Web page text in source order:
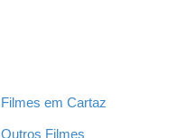
Filmes em Cartaz
Outros Filmes